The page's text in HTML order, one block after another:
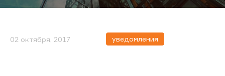
02 октября, 2017 уведомления